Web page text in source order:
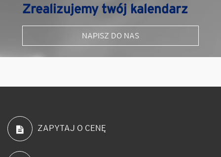
Zrealizujemy twój kalendarz
NAPISZ DO NAS
ZAPYTAJ O CENĘ